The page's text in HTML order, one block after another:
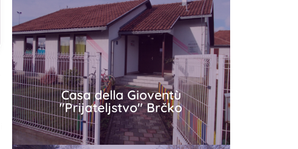
Tuzla Amica
Più in dettaglio
Casa della Gioventù
"Prijateljstvo" Brčko